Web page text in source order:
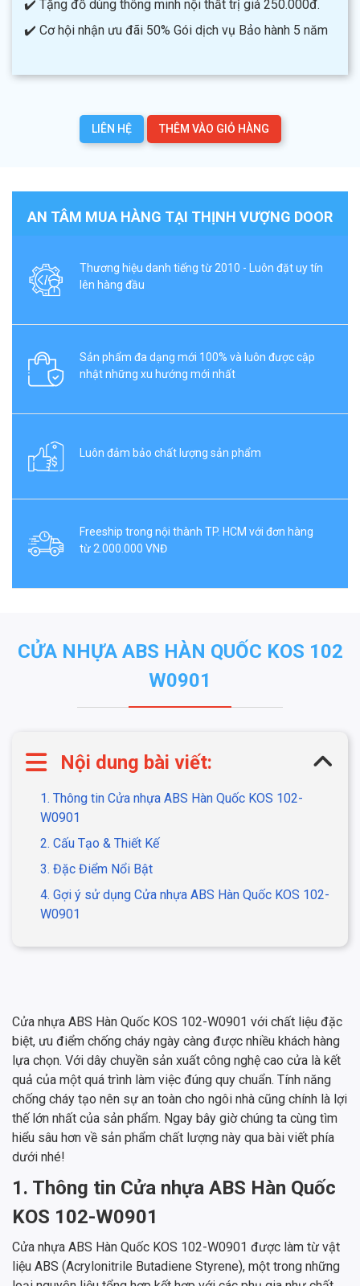
✔️ Tặng đồ dùng thông minh nội thất trị giá 250.000đ.
✔️ Cơ hội nhận ưu đãi 50% Gói dịch vụ Bảo hành 5 năm
LIÊN HỆ THÊM VÀO GIỎ HÀNG
AN TÂM MUA HÀNG TẠI THỊNH VƯỢNG DOOR
Thương hiệu danh tiếng từ 2010 - Luôn đặt uy tín
lên hàng đầu
Sản phẩm đa dạng mới 100% và luôn được cập
nhật những xu hướng mới nhất
Luôn đảm bảo chất lượng sản phẩm
Freeship trong nội thành TP. HCM với đơn hàng
từ 2.000.000 VNĐ
CỬA NHỰA ABS HÀN QUỐC KOS 102
W0901
Nội dung bài viết:
1. Thông tin Cửa nhựa ABS Hàn Quốc KOS 102-
W0901
2. Cấu Tạo & Thiết Kế
3. Đặc Điểm Nổi Bật
4. Gợi ý sử dụng Cửa nhựa ABS Hàn Quốc KOS 102-
W0901
Cửa nhựa ABS Hàn Quốc KOS 102-W0901 với chất liệu đặc
biệt, ưu điểm chống cháy ngày càng được nhiều khách hàng
lựa chọn. Với dây chuyền sản xuất công nghệ cao cửa là kết
quả của một quá trình làm việc đúng quy chuẩn. Tính năng
chống cháy tạo nên sự an toàn cho ngôi nhà cũng chính là lợi
thế lớn nhất của sản phẩm. Ngay bây giờ chúng ta cùng tìm
hiểu sâu hơn về sản phẩm chất lượng này qua bài viết phía
dưới nhé!
1. Thông tin Cửa nhựa ABS Hàn Quốc
KOS 102-W0901
Cửa nhựa ABS Hàn Quốc KOS 102-W0901 được làm từ vật
liệu ABS (Acrylonitrile Butadiene Styrene), một trong những